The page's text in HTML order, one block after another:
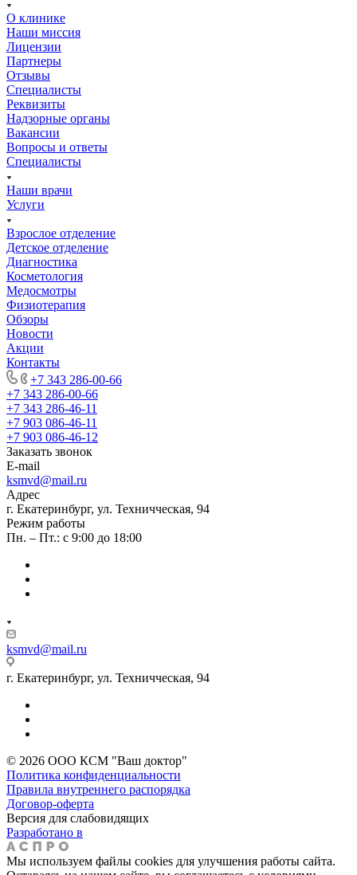
О клинике
Наши миссия
Лицензии
Партнеры
Отзывы
Специалисты
Реквизиты
Надзорные органы
Вакансии
Вопросы и ответы
Специалисты
Наши врачи
Услуги
Взрослое отделение
Детское отделение
Диагностика
Косметология
Медосмотры
Физиотерапия
Обзоры
Новости
Акции
Контакты
+7 343 286-00-66
+7 343 286-00-66
+7 343 286-46-11
+7 903 086-46-11
+7 903 086-46-12
Заказать звонок
E-mail
ksmvd@mail.ru
Адрес
г. Екатеринбург, ул. Техничческая, 94
Режим работы
Пн. – Пт.: с 9:00 до 18:00
ksmvd@mail.ru
г. Екатеринбург, ул. Техничческая, 94
© 2026 ООО КСМ "Ваш доктор"
Политика конфиденциальности
Правила внутреннего распорядка
Договор-оферта
Версия для слабовидящих
Разработано в
Мы используем файлы cookies для улучшения работы сайта.